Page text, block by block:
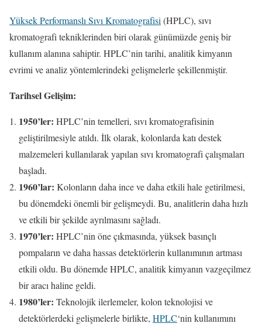
Yüksek Performanslı Sıvı Kromatografisi (HPLC), sıvı
kromatografi tekniklerinden biri olarak günümüzde geniş bir
kullanım alanına sahiptir. HPLC’nin tarihi, analitik kimyanın
evrimi ve analiz yöntemlerindeki gelişmelerle şekillenmiştir.
Tarihsel Gelişim:
1950’ler: HPLC’nin temelleri, sıvı kromatografisinin
geliştirilmesiyle atıldı. İlk olarak, kolonlarda katı destek
malzemeleri kullanılarak yapılan sıvı kromatografi çalışmaları
başladı.
1960’lar: Kolonların daha ince ve daha etkili hale getirilmesi,
bu dönemdeki önemli bir gelişmeydi. Bu, analitlerin daha hızlı
ve etkili bir şekilde ayrılmasını sağladı.
1970’ler: HPLC’nin öne çıkmasında, yüksek basınçlı
pompaların ve daha hassas detektörlerin kullanımının artması
etkili oldu. Bu dönemde HPLC, analitik kimyanın vazgeçilmez
bir aracı haline geldi.
1980’ler: Teknolojik ilerlemeler, kolon teknolojisi ve
detektörlerdeki gelişmelerle birlikte, HPLC‘nin kullanımını